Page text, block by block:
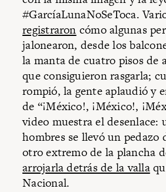
#GarcíaLunaNoSeToca.
registraron cómo algunas
jalonearon, desde los
la manta de cuatro pisos de
que consiguieron rasgarla;
rompió, la gente aplaudió y
de “¡México!, ¡México!,
video muestra el desenlace:
hombres se llevó un pedazo
otro extremo de la plancha
arrojarla detrás de la valla
Nacional.